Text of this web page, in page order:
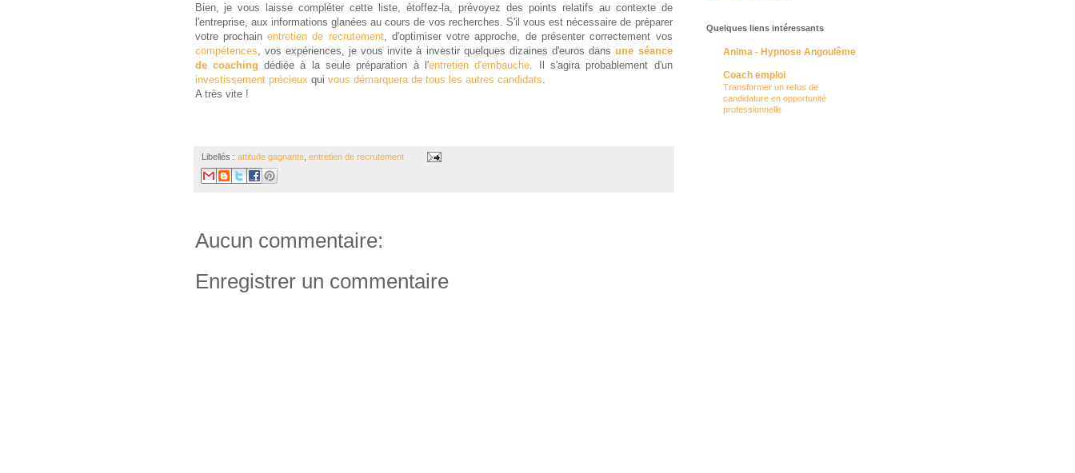
Bien, je vous laisse compléter cette liste, étoffez-la, prévoyez des points relatifs au contexte de
l'entreprise, aux informations glanées au cours de vos recherches. S'il vous est nécessaire de préparer
votre prochainentretien de recrutement, d'optimiser votre approche, de présenter correctement vos
compétences , vos expériences, je vous invite à investir quelques dizaines d'euros dansune séance
de coaching dédiée à la seule préparation à l'entretien d'embauche . Il s'agira probablement d'un
investissement précieux qui vous démarquera de tous les autres candidats
A très vite !
Libellés : attitude gagnante, entretien de recrutement
Aucun commentaire:
Enregistrer un commentaire
Quelques liens intéressants
Anima - Hypnose Angoulême
Coach emploi
Transformer un refus de
candidature en opportunité
professionnelle